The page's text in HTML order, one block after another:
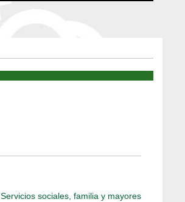
Servicios sociales, familia y mayores